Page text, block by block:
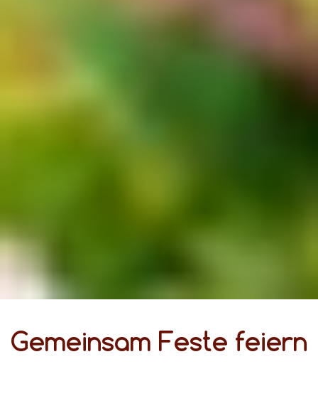
Gemeinsam Feste feiern